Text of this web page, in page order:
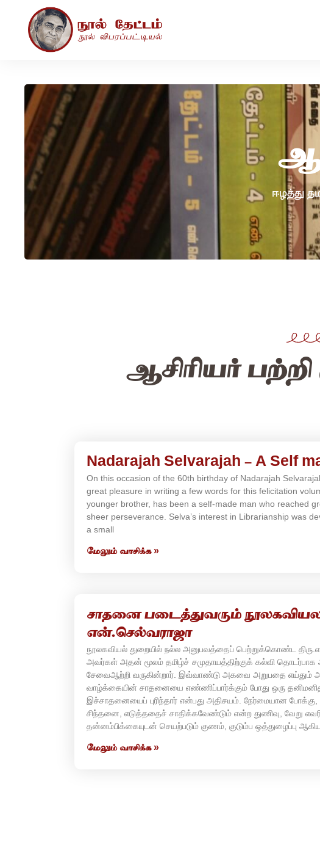
ஈழத்து
ஆசிரியர்
Nadarajah Selvarajah – A Self
On this occasion of the 60th birthday of Nadarajah
great pleasure in writing a few words for this felicitation
younger brother, has been a self-made man who reached
sheer perseverance. Selva’s interest in Librarianship was
a small
மேலும் வாசிக்க »
சாதனை படைத்துவரும்
என்.செல்வராஜா
நூலகவியல் துறையில் நல்ல அனுபவத்தைப் பெற்றுக்கொண்ட
அவர்கள் அதன் மூலம் தமிழ்ச் சமுதாயத்திற்குக் கல்வி தொடர்பாக
சேவைஆற்றி வருகின்றார். இவ்வாண்டு அகவை அறுபதை எய்தும்
வாழ்க்கையின் சாதனையை எண்ணிப்பார்க்கும் போது ஒரு
இச்சாதனையைப் புரிந்தார் என்பது அதிசயம். நேர்மையான போக்கு,
சிந்தனை, எடுத்ததைச் சாதிக்கவேண்டும் என்ற துணிவு, வேறு
தன்னம்பிக்கையுடன் செயற்படும் குணம், குடும்ப ஒத்துழைப்பு
மேலும் வாசிக்க »